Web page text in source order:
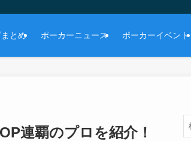
とめ ポーカーニュース ポーカーイベント
連覇のプロを紹介！